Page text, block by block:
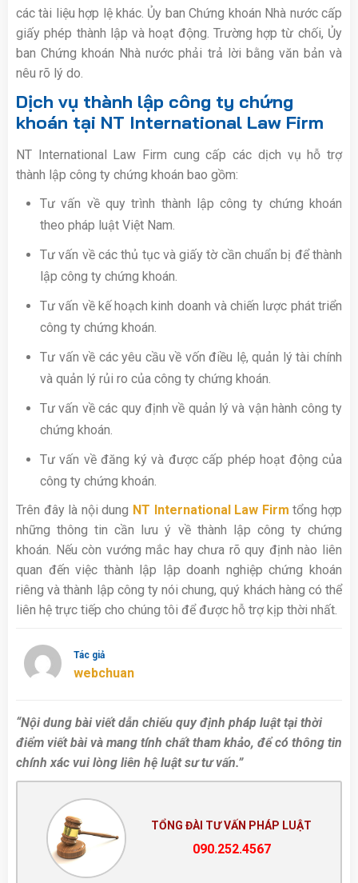
các tài liệu hợp lệ khác. Ủy ban Chứng khoán Nhà nước cấp
giấy phép thành lập và hoạt động. Trường hợp từ chối, Ủy
ban Chứng khoán Nhà nước phải trả lời bằng văn bản và
nêu rõ lý do.
Dịch vụ thành lập công ty chứng
khoán tại NT International Law Firm
NT International Law Firm cung cấp các dịch vụ hỗ trợ
thành lập công ty chứng khoán bao gồm:
Tư vấn về quy trình thành lập công ty chứng khoán
theo pháp luật Việt Nam.
Tư vấn về các thủ tục và giấy tờ cần chuẩn bị để thành
lập công ty chứng khoán.
Tư vấn về kế hoạch kinh doanh và chiến lược phát triển
công ty chứng khoán.
Tư vấn về các yêu cầu về vốn điều lệ, quản lý tài chính
và quản lý rủi ro của công ty chứng khoán.
Tư vấn về các quy định về quản lý và vận hành công ty
chứng khoán.
Tư vấn về đăng ký và được cấp phép hoạt động của
công ty chứng khoán.
Trên đây là nội dung NT International Law Firm tổng hợp
những thông tin cần lưu ý về thành lập công ty chứng
khoán. Nếu còn vướng mắc hay chưa rõ quy định nào liên
quan đến việc thành lập lập doanh nghiệp chứng khoán
riêng và thành lập công ty nói chung, quý khách hàng có thể
liên hệ trực tiếp cho chúng tôi để được hỗ trợ kịp thời nhất.
Tác giả
webchuan
“Nội dung bài viết dẫn chiếu quy định pháp luật tại thời
điểm viết bài và mang tính chất tham khảo, để có thông tin
chính xác vui lòng liên hệ luật sư tư vấn.”
TỔNG ĐÀI TƯ VẤN PHÁP LUẬT
090.252.4567